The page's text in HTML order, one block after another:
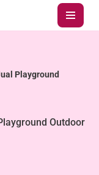
Playground
Outdoor